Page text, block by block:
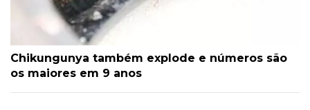
Chikungunya também explode e números são
os maiores em 9 anos